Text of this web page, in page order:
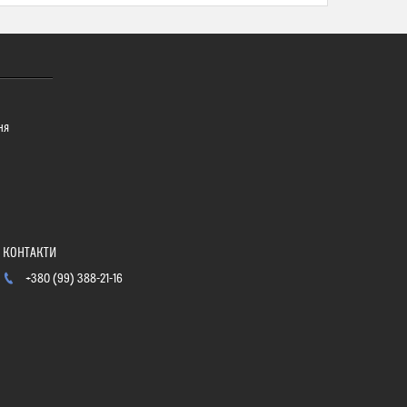
+380 (99) 388-21-16